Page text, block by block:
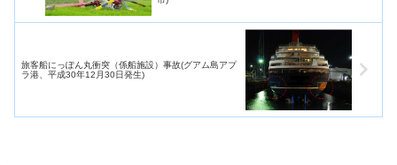
旅客船にっぽん丸衝突（係船施設）事故(グアム島アプ
ラ港、平成30年12月30日発生)